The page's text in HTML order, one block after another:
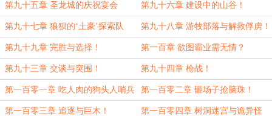
第九十五章 圣龙城的庆祝宴会 第九十六章 建设中的山谷！
第九十七章 狼狈的‘土豪’探索队 第九十八章 游牧部落与解救俘虏！
第九十九章 完胜与选择！ 第一百章 欲图霸业需无情？
第九十三章 交谈与突围！ 第九十四章 枪战！
第一百零一章 吃人肉的狗头人哨兵 第一百零二章 砸场子抢脑珠！
第一百零三章 追逐与巨木！ 第一百零四章 树洞迷宫与诡异怪